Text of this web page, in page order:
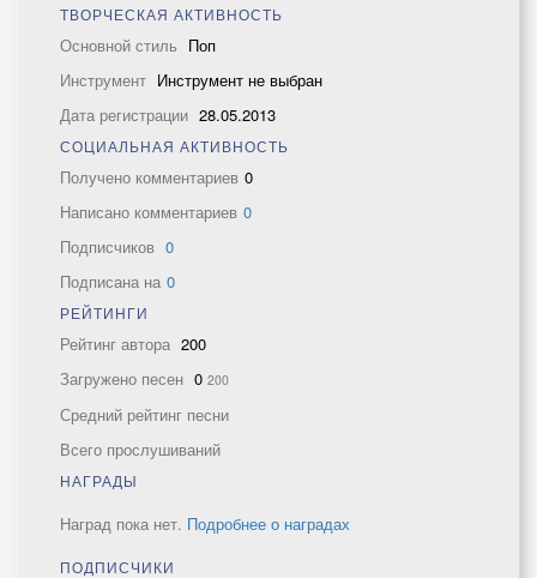
ТВОРЧЕСКАЯ АКТИВНОСТЬ
Основной стиль Поп
Инструмент Инструмент не выбран
Дата регистрации 28.05.2013
СОЦИАЛЬНАЯ АКТИВНОСТЬ
Получено комментариев 0
Написано комментариев 0
Подписчиков 0
Подписана на 0
РЕЙТИНГИ
Рейтинг автора 200
Загружено песен 0 200
Средний рейтинг песни
Всего прослушиваний
НАГРАДЫ
Наград пока нет. Подробнее о наградах
ПОДПИСЧИКИ